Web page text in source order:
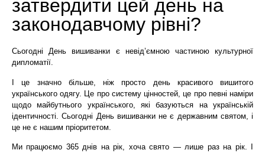
затвердити цей день на
законодавчому рівні?
Сьогодні День вишиванки є невід’ємною частиною культурної
дипломатії.
І це значно більше, ніж просто день красивого вишитого
українського одягу. Це про систему цінностей, це про певні наміри
щодо майбутнього українського, які базуються на українській
ідентичності. Сьогодні День вишиванки не є державним святом, і
це не є нашим пріоритетом.
Ми працюємо 365 днів на рік, хоча свято — лише раз на рік. І